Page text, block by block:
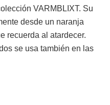
VARMBLIXT. Su
desde un naranja
recuerda al atardecer.
se usa también en las